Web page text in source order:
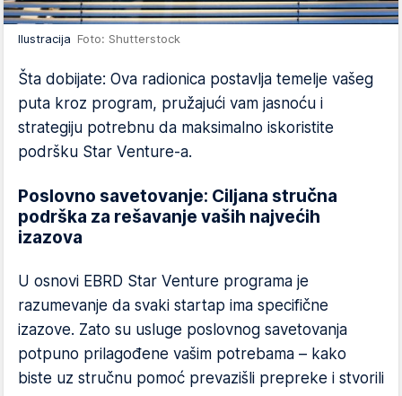
Ilustracija Foto: Shutterstock
Šta dobijate: Ova radionica postavlja temelje vašeg
puta kroz program, pružajući vam jasnoću i
strategiju potrebnu da maksimalno iskoristite
podršku Star Venture-a.
Poslovno savetovanje: Ciljana stručna
podrška za rešavanje vaših najvećih
izazova
U osnovi EBRD Star Venture programa je
razumevanje da svaki startap ima specifične
izazove. Zato su usluge poslovnog savetovanja
potpuno prilagođene vašim potrebama – kako
biste uz stručnu pomoć prevazišli prepreke i stvorili